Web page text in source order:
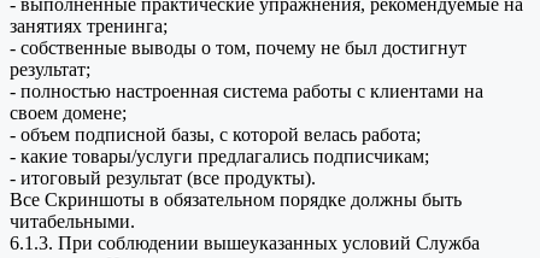
- выполненные практические упражнения, рекомендуемые на
занятиях тренинга;
- собственные выводы о том, почему не был достигнут
результат;
- полностью настроенная система работы с клиентами на
своем домене;
- объем подписной базы, с которой велась работа;
- какие товары/услуги предлагались подписчикам;
- итоговый результат (все продукты).
Все Скриншоты в обязательном порядке должны быть
читабельными.
6.1.3. При соблюдении вышеуказанных условий Служба